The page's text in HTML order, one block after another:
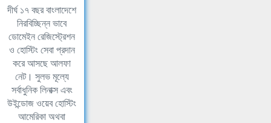
দীর্ঘ ১৭ বছর বাংলাদেশে
নিরবিচ্ছিন্ন ভাবে
ডোমেইন রেজিস্ট্রেশন
ও হোস্টিং সেবা প্রদান
করে আসছে আলফা
নেট। সুলভ মূল্যে
সর্বাধুনিক লিনাক্স এবং
উইন্ডোজ ওয়েব হোস্টিং
আমেরিকা অথবা